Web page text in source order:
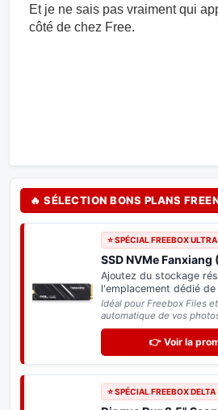
Et je ne sais pas vraiment qui
côté de chez Free.
🔥 SÉLECTION BONS PLANS
⭐ SPÉCIAL FREEBOX ULTRA
SSD NVMe
Ajoutez du stockage
l'emplacement dédié
Idéal pour Freebox Files
automatique de vos
👉 Voir la
⭐ SPÉCIAL FREEBOX DELTA